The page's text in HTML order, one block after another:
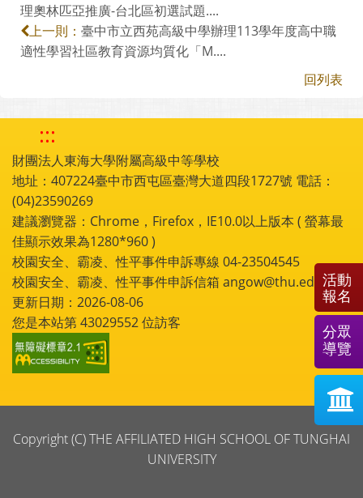
理奧林匹亞推廣-台北區初選試題....
上一則： 臺中市立西苑高級中學辦理113學年度高中職
適性學習社區教育資源均質化「M....
回列表
:::
財團法人東海大學附屬高級中等學校
地址：407224臺中市西屯區臺灣大道四段1727號 電話：
(04)23590269
建議瀏覽器：Chrome，Firefox，IE10.0以上版本 ( 螢幕最
佳顯示效果為1280*960 )
校園安全、霸凌、性平事件申訴專線 04-23504545
校園安全、霸凌、性平事件申訴信箱 angow@thu.edu.tw
更新日期：2026-08-06
您是本站第43029552位訪客
Copyright (C) THE AFFILIATED HIGH SCHOOL OF TUNGHAI
UNIVERSITY
活動
報名
分眾
導覽